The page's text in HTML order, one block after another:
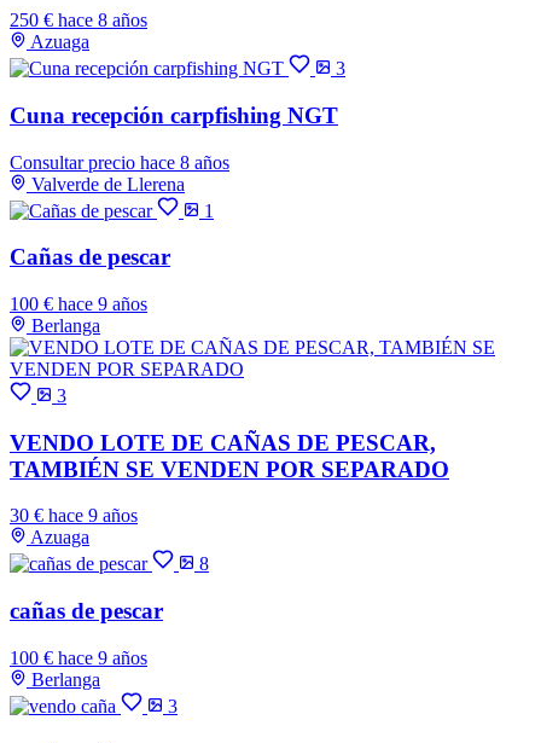
250 € hace 8 años
Azuaga
3
Cuna recepción carpfishing NGT
Consultar precio hace 8 años
Valverde de Llerena
1
Cañas de pescar
100 € hace 9 años
Berlanga
3
VENDO LOTE DE CAÑAS DE PESCAR,
TAMBIÉN SE VENDEN POR SEPARADO
30 € hace 9 años
Azuaga
8
cañas de pescar
100 € hace 9 años
Berlanga
3